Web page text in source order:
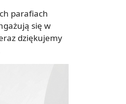
parafiach
się w
dziękujemy